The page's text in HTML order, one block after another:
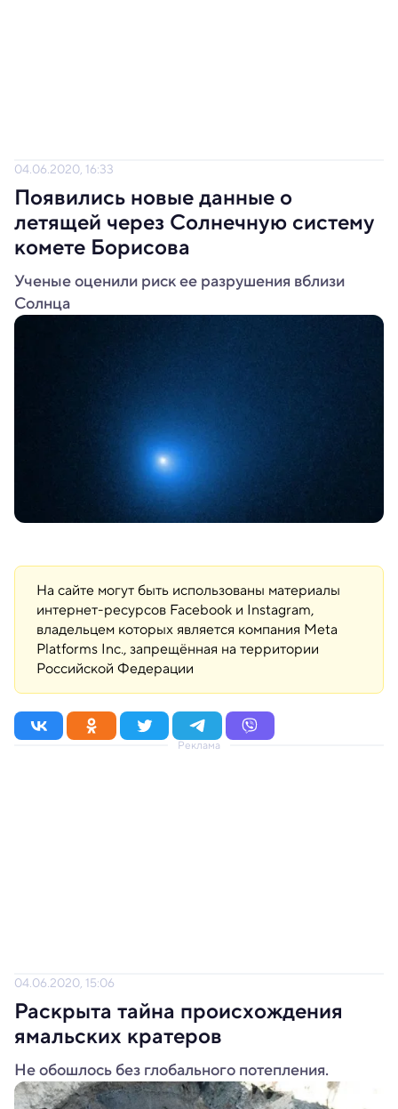
04.06.2020, 16:33
Появились новые данные о
летящей через Солнечную систему
комете Борисова
Ученые оценили риск ее разрушения вблизи
Солнца
На сайте могут быть использованы материалы
интернет-ресурсов Facebook и Instagram,
владельцем которых является компания Meta
Platforms Inc., запрещённая на территории
Российской Федерации
Реклама
04.06.2020, 15:06
Раскрыта тайна происхождения
ямальских кратеров
Не обошлось без глобального потепления.